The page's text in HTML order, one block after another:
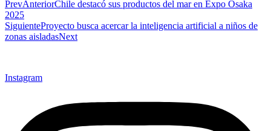
PrevAnteriorChile destacó sus productos del mar en Expo Osaka
2025
SiguienteProyecto busca acercar la inteligencia artificial a niños de
zonas aisladasNext
Instagram